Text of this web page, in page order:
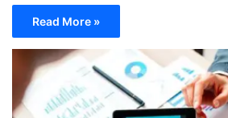
Read More »